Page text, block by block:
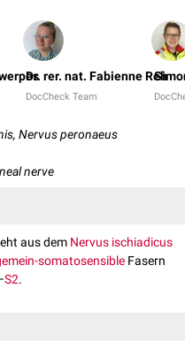
Dr. rer. nat. Fabienne Reh
DocCheck Team
Nervus peronaeus
nerve
aus dem Nervus ischiadicus
somatosensible Fasern
S2.